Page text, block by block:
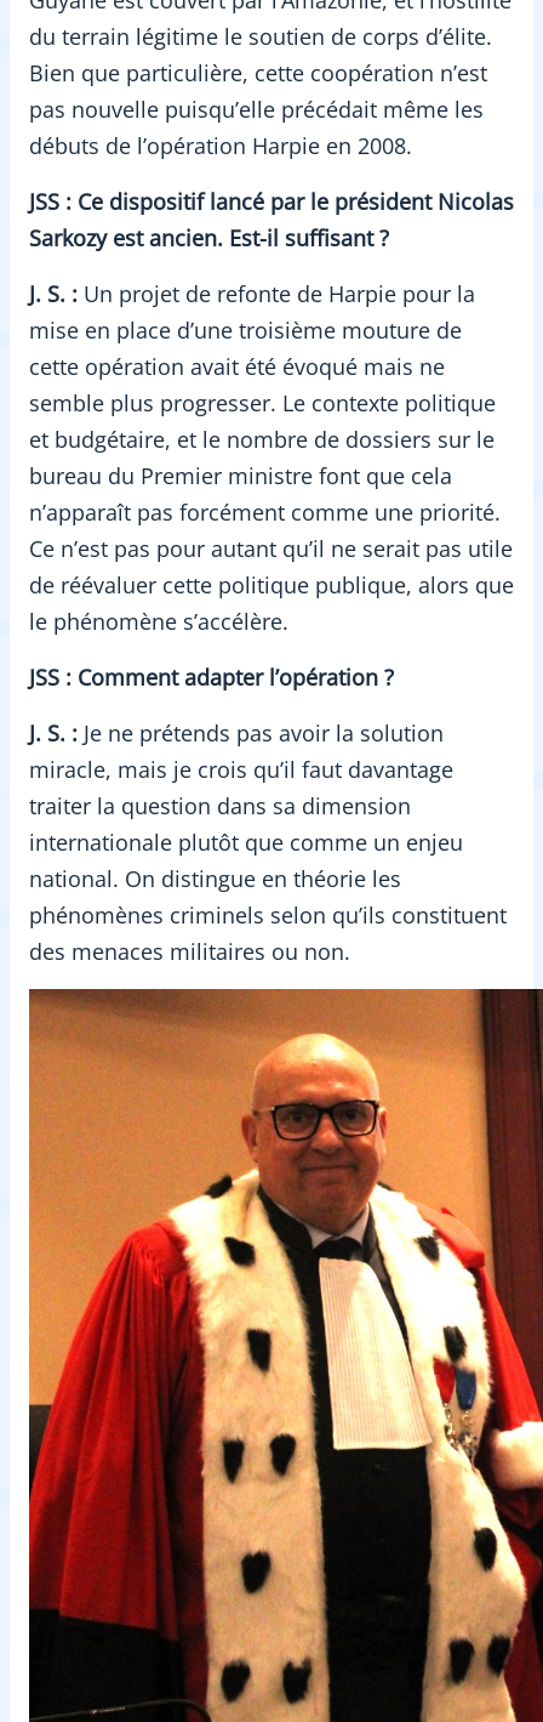
du terrain légitime le soutien de corps d’élite.
Bien que particulière, cette coopération n’est
pas nouvelle puisqu’elle précédait même les
débuts de l’opération Harpie en 2008.
JSS : Ce dispositif lancé par le président Nicolas
Sarkozy est ancien. Est-il suffisant ?
J. S. : Un projet de refonte de Harpie pour la
mise en place d’une troisième mouture de
cette opération avait été évoqué mais ne
semble plus progresser. Le contexte politique
et budgétaire, et le nombre de dossiers sur le
bureau du Premier ministre font que cela
n’apparaît pas forcément comme une priorité.
Ce n’est pas pour autant qu’il ne serait pas utile
de réévaluer cette politique publique, alors que
le phénomène s’accélère.
JSS : Comment adapter l’opération ?
J. S. : Je ne prétends pas avoir la solution
miracle, mais je crois qu’il faut davantage
traiter la question dans sa dimension
internationale plutôt que comme un enjeu
national. On distingue en théorie les
phénomènes criminels selon qu’ils constituent
des menaces militaires ou non.